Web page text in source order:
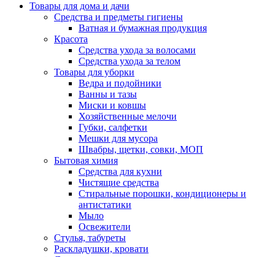
Товары для дома и дачи
Средства и предметы гигиены
Ватная и бумажная продукция
Красота
Средства ухода за волосами
Средства ухода за телом
Товары для уборки
Ведра и подойники
Ванны и тазы
Миски и ковшы
Хозяйственные мелочи
Губки, салфетки
Мешки для мусора
Швабры, щетки, совки, МОП
Бытовая химия
Средства для кухни
Чистящие средства
Стиральные порошки, кондиционеры и
антистатики
Мыло
Освежители
Стулья, табуреты
Раскладушки, кровати